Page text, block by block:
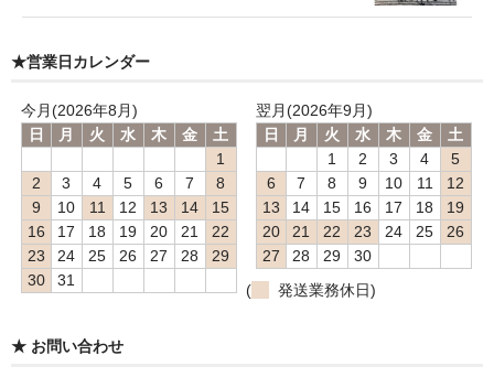
★営業日カレンダー
今月(2026年8月)
日
月 火 水 木 金
土
1
2
3 4 5 6 7
8
9
10 11 12 13 14
15
16
17 18 19 20 21
22
23
24 25 26 27 28
29
30
31
翌月(2026年9月)
日
月 火 水 木 金
土
1
2 3 4
5
6
7 8 9 10 11
12
13
14 15 16 17 18
19
20
21 22 23 24 25
26
27
28 29
30
(
発送業務休日)
★ お問い合わせ